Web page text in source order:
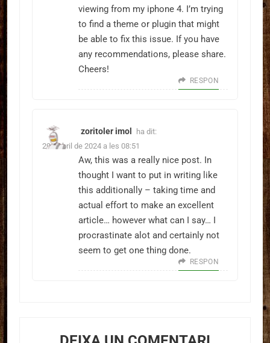
viewing from my iphone 4. I’m trying
to find a theme or plugin that might
be able to fix this issue. If you have
any recommendations, please share.
Cheers!
RESPON
zoritoler imol
ha dit:
29 d'abril de 2024 a les 08:51
Aw, this was a really nice post. In
thought I want to put in writing like
this additionally – taking time and
actual effort to make an excellent
article… however what can I say… I
procrastinate alot and certainly not
seem to get one thing done.
RESPON